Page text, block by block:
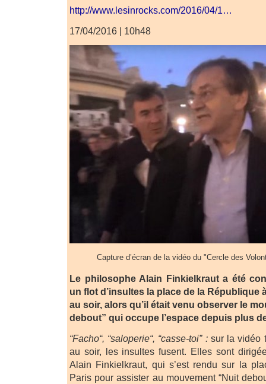
http://www.lesinrocks.com/2016/04/1…
17/04/2016 | 10h48
Capture d’écran de la vidéo du "Cercle des
Le philosophe Alain Finkielkraut a été
un flot d’insultes la place de la République
au soir, alors qu’il était venu observer le
debout” qui occupe l’espace depuis plus
“Facho“, “saloperie“, “casse-toi” :sur la vidéo
au soir, les insultes fusent. Elles sont
Alain Finkielkraut, qui s’est rendu sur la
Paris pour assister au mouvement “Nuit